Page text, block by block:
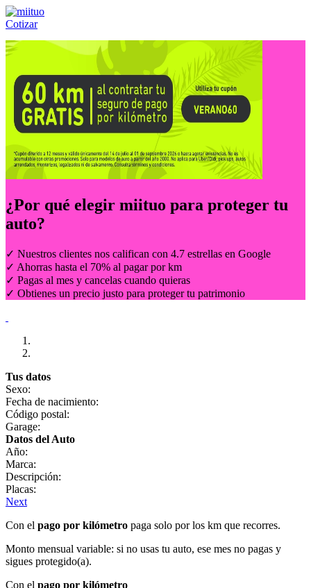
Cotizar
Llámanos al:(55) 84-21-05-00 ó
¿Por qué elegir miituo para proteger tu
auto?
✓ Nuestros clientes nos califican con 4.7 estrellas en Google
✓ Ahorras hasta el 70% al pagar por km
✓ Pagas al mes y cancelas cuando quieras
✓ Obtienes un precio justo para proteger tu patrimonio
Tus datos
Sexo:
Fecha de nacimiento:
Código postal:
Garage:
Datos del Auto
Año:
Marca:
Descripción:
Placas:
Next
Con el pago por kilómetro paga solo por los km que recorres.
Monto mensual variable: si no usas tu auto, ese mes no pagas y
sigues protegido(a).
Con el pago por kilómetro